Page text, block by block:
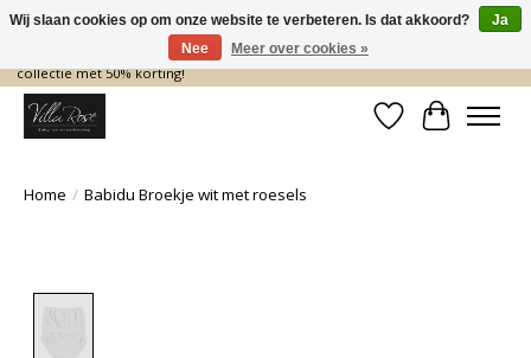
De nieuwe collectie komt eraan… en wij maken ruimte! Shop nu de zomer
collectie met 50% korting!
Verlanglijst
Home / Babidu Broekje wit met roesels
Wij slaan cookies op om onze website te verbeteren. Is dat akkoord?
Ja
Nee
Meer over cookies »